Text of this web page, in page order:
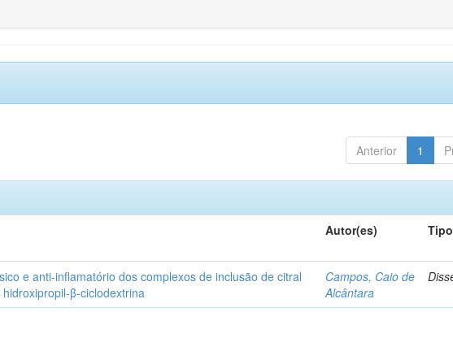
Anterior 1
Autor(es) Tipo
e anti-inflamatório dos complexos de inclusão de citral
β-ciclodextrina
Campos, Caio de
Alcântara